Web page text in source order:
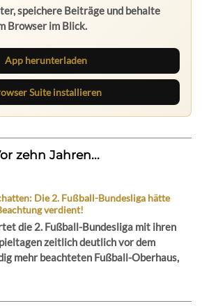
speichere Beiträge und behalte
Browser im Blick.
App herunterladen
Suite installieren
zehn Jahren...
Die 2. Fußball-Bundesliga hätte
verdient!
die 2. Fußball-Bundesliga mit ihren
zeitlich deutlich vor dem
mehr beachteten Fußball-Oberhaus,